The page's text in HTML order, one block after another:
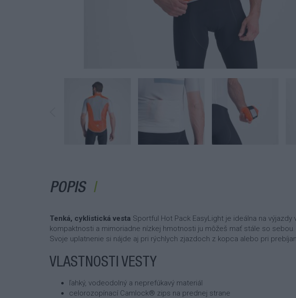
POPIS
Tenká, cyklistická vesta Sportful Hot Pack EasyLight je ideálna na
kompaktnosti a mimoriadne nízkej hmotnosti ju môžeš mať stále so sebou.
Svoje uplatnenie si nájde aj pri rýchlych zjazdoch z kopca alebo pri
VLASTNOSTI VESTY
ľahký, vodeodolný a neprefúkavý materiál
celorozopínací Camlock® zips na prednej strane